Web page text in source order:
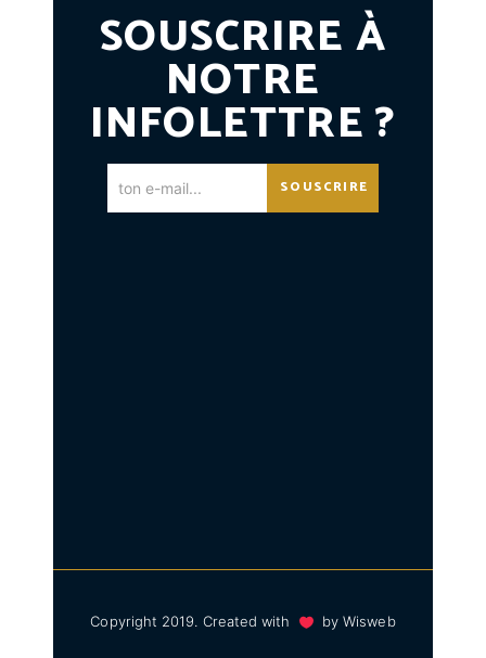
SOUSCRIRE À
NOTRE
INFOLETTRE ?
SOUSCRIRE
Copyright 2019. Created with byWisweb